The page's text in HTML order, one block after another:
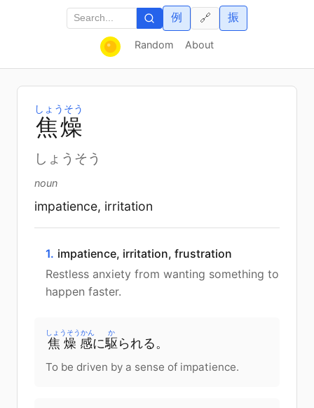
Random About
例 振
🔗
焦燥
しょうそう
しょうそう
noun
impatience, irritation
1. impatience, irritation, frustration
Restless anxiety from wanting something to
happen faster.
焦燥感
しょうそうかん
に駆
か
られる 。
To be driven by a sense of impatience.